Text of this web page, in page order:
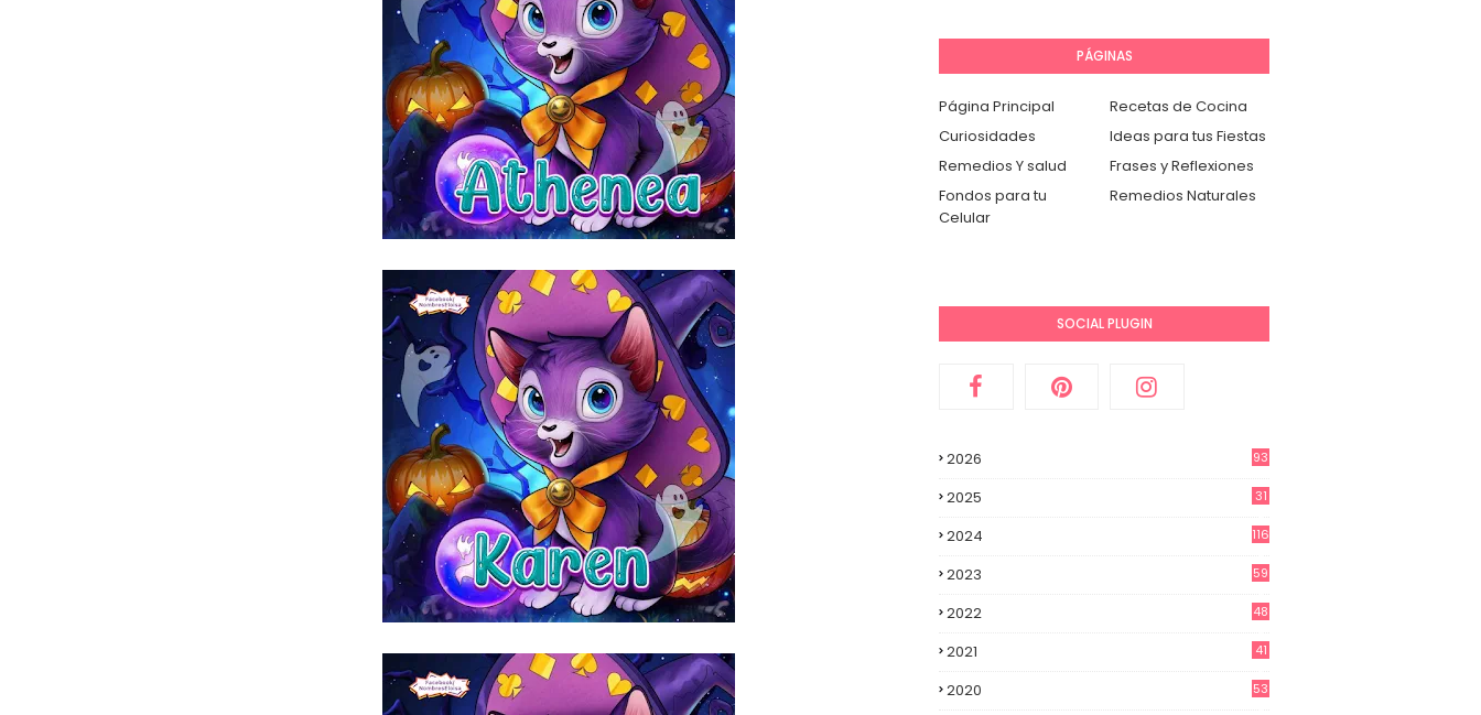
PÁGINAS
Página Principal
Recetas de Cocina
Curiosidades
Ideas para tus Fiestas
Remedios Y salud
Frases y Reflexiones
Fondos para tu
Celular
Remedios Naturales
SOCIAL PLUGIN
2026 93
2025
31
2024
116
2023
59
2022
48
2021
41
2020
53